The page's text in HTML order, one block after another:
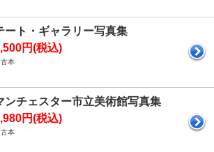
ート・ギャラリー写真集
円(税込)
本
ンチェスター市立美術館写真集
円(税込)
本